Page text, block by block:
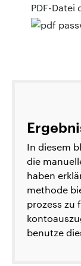
PDF-Datei
In diesem
die
haben
methode
prozess zu
benutze